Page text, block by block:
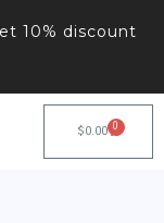
10% discount
$0.00 0
Cart